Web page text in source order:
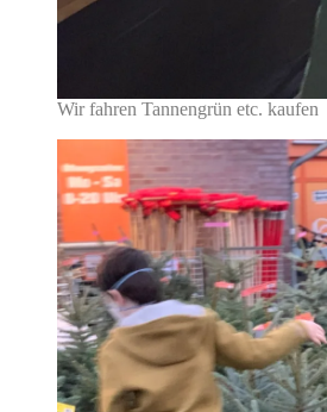
Wir fahren Tannengrün etc. kaufen